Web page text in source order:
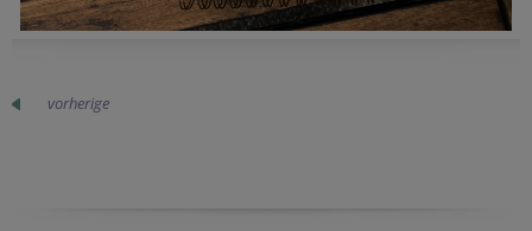
vorherige